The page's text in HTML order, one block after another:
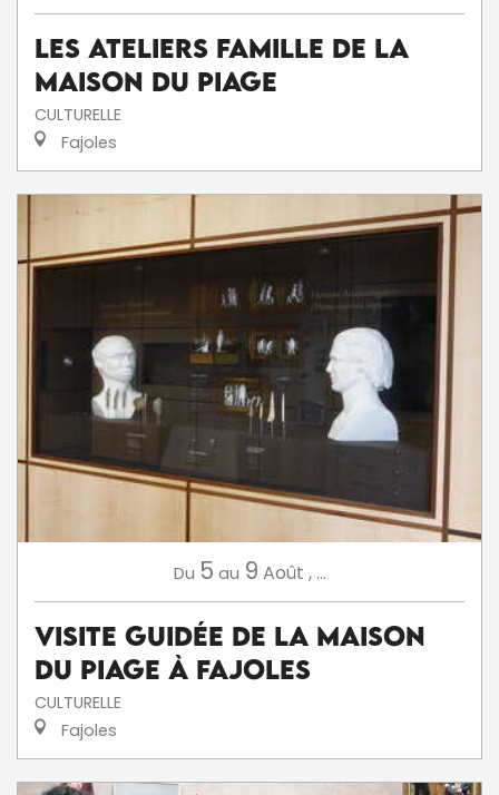
Les ateliers famille de la
Maison du Piage
CULTURELLE
Fajoles
Du 5 au 9 Août , ...
Visite Guidée de la Maison
du Piage à Fajoles
CULTURELLE
Fajoles